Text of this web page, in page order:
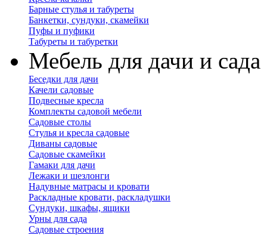
Барные стулья и табуреты
Банкетки, сундуки, скамейки
Пуфы и пуфики
Табуреты и табуретки
Мебель для дачи и сада
Беседки для дачи
Качели садовые
Подвесные кресла
Комплекты садовой мебели
Садовые столы
Стулья и кресла садовые
Диваны садовые
Садовые скамейки
Гамаки для дачи
Лежаки и шезлонги
Надувные матрасы и кровати
Раскладные кровати, раскладушки
Сундуки, шкафы, ящики
Урны для сада
Садовые строения